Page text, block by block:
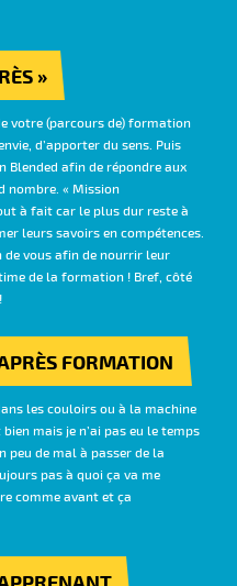
»
votre (parcours de) formation
d’apporter du sens. Puis
Blended afin de répondre aux
nombre. « Mission
à fait car le plus dur reste à
leurs savoirs en compétences.
de vous afin de nourrir leur
de la formation ! Bref, côté
FORMATION
les couloirs ou à la machine
mais je n’ai pas eu le temps
peu de mal à passer de la
pas à quoi ça va me
comme avant et ça